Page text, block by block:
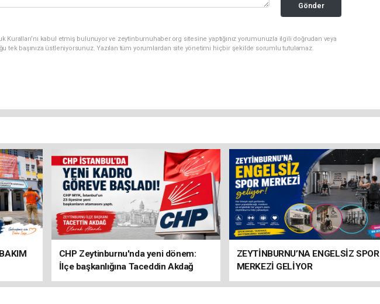
Gönder
Kuralları’nı kabul etmiş bulunuyor ve zeytinburnuhaber.org sitesine yaptığınız yorumunuzla ilgili doğrudan veya
tek başınıza üstleniyorsunuz. Yazılan tüm yorumlardan site yönetimi hiçbir şekilde sorumlu tutulamaz.
CHP Zeytinburnu'nda yeni dönem:
İlçe başkanlığına Taceddin Akdağ
atandı
ZEYTİNBURNU’NA ENGELSİZ SPOR
MERKEZİ GELİYOR